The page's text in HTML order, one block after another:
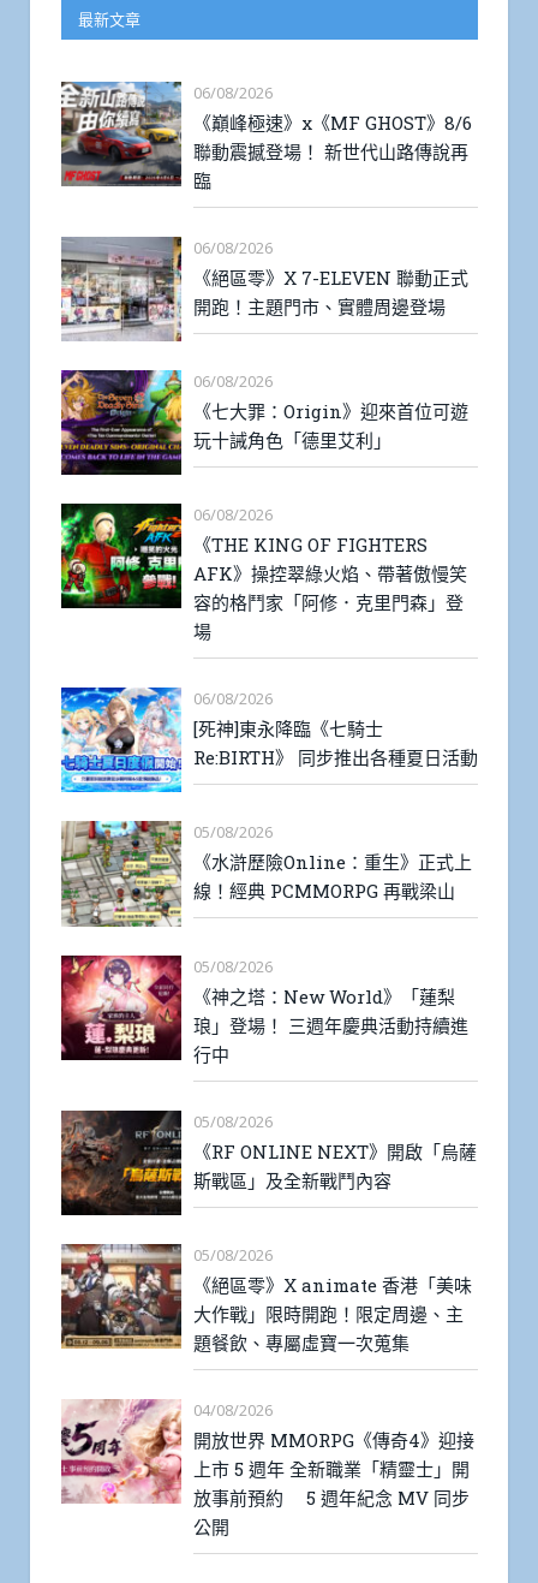
最新文章
06/08/2026
《巔峰極速》x《MF GHOST》8/6
聯動震撼登場！ 新世代山路傳說再
臨
06/08/2026
《絕區零》X 7-ELEVEN 聯動正式
開跑！主題門市、實體周邊登場
06/08/2026
《七大罪：Origin》迎來首位可遊
玩十誡角色「德里艾利」
06/08/2026
《THE KING OF FIGHTERS
AFK》操控翠綠火焰、帶著傲慢笑
容的格鬥家「阿修．克里門森」登
場
06/08/2026
[死神]東永降臨《七騎士
Re:BIRTH》 同步推出各種夏日活動
05/08/2026
《水滸歷險Online：重生》正式上
線！經典 PCMMORPG 再戰梁山
05/08/2026
《神之塔：New World》「蓮梨
琅」登場！ 三週年慶典活動持續進
行中
05/08/2026
《RF ONLINE NEXT》開啟「烏薩
斯戰區」及全新戰鬥內容
05/08/2026
《絕區零》X animate 香港「美味
大作戰」限時開跑！限定周邊、主
題餐飲、專屬虛寶一次蒐集
04/08/2026
開放世界 MMORPG《傳奇4》迎接
上市 5 週年 全新職業「精靈士」開
放事前預約 5 週年紀念 MV 同步
公開